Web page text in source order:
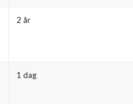
2 år
1 dag